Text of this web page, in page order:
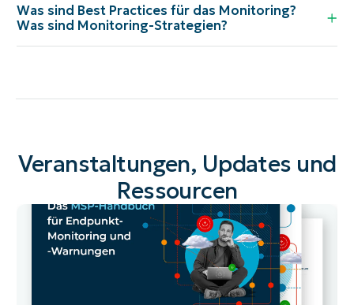
Was sind Best Practices für das Monitoring?
Was sind Monitoring-Strategien?
Veranstaltungen, Updates und
Ressourcen